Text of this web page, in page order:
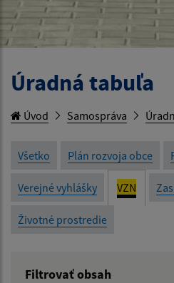
Úradná tabuľa
Úvod Samospráva
Všetko Plán rozvoja obce
Verejné vyhlášky VZN
Životné prostredie
Filtrovať obsah